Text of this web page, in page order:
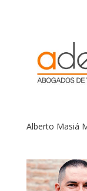
Alberto Masiá